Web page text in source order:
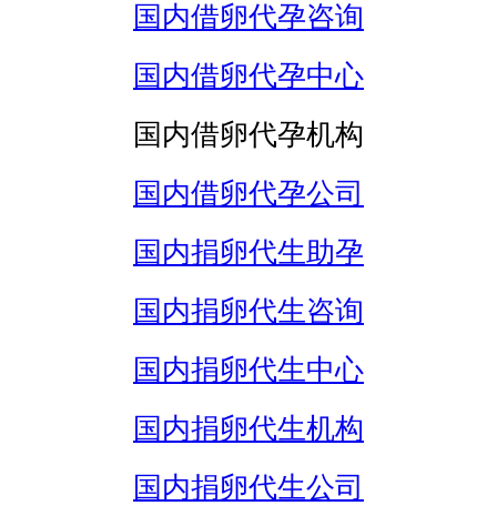
国内借卵代孕咨询
国内借卵代孕中心
国内借卵代孕机构
国内借卵代孕公司
国内捐卵代生助孕
国内捐卵代生咨询
国内捐卵代生中心
国内捐卵代生机构
国内捐卵代生公司